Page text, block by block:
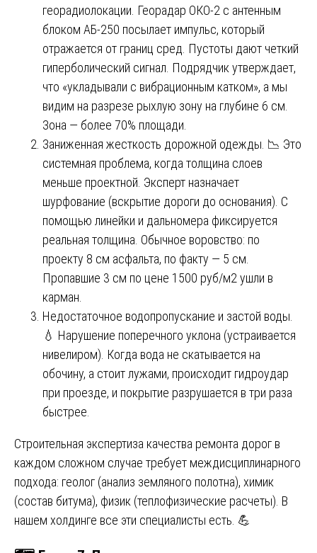
георадиолокации. Георадар ОКО-2 с антенным
блоком АБ-250 посылает импульс, который
отражается от границ сред. Пустоты дают четкий
гиперболический сигнал. Подрядчик утверждает,
что «укладывали с вибрационным катком», а мы
видим на разрезе рыхлую зону на глубине 6 см.
Зона — более 70% площади.
Заниженная жесткость дорожной одежды. 📉 Это
системная проблема, когда толщина слоев
меньше проектной. Эксперт назначает
шурфование (вскрытие дороги до основания). С
помощью линейки и дальномера фиксируется
реальная толщина. Обычное воровство: по
проекту 8 см асфальта, по факту — 5 см.
Пропавшие 3 см по цене 1500 руб/м2 ушли в
карман.
Недостаточное водопропускание и застой воды.
💧 Нарушение поперечного уклона (устраивается
нивелиром). Когда вода не скатывается на
обочину, а стоит лужами, происходит гидроудар
при проезде, и покрытие разрушается в три раза
быстрее.
Строительная экспертиза качества ремонта дорог в
каждом сложном случае требует междисциплинарного
подхода: геолог (анализ земляного полотна), химик
(состав битума), физик (теплофизические расчеты). В
нашем холдинге все эти специалисты есть. 💪